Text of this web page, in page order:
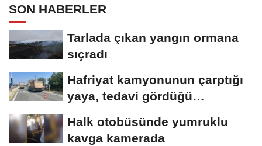
SON HABERLER
Tarlada çıkan yangın ormana
sıçradı
Hafriyat kamyonunun çarptığı
yaya, tedavi gördüğü
Halk otobüsünde yumruklu
kavga kamerada